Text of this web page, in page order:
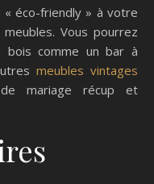
« éco-friendly » à votre
Vous pourrez
bois comme un bar à
meubles vintages
mariage récup et